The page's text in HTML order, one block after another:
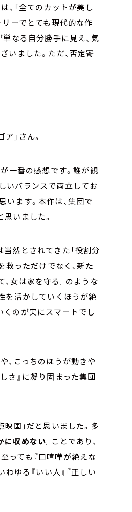
、「全てのカットが美し
リーでとても現代的な作
単なる自分勝手に見え、気
いました。ただ、否定寄
」さん。
一番の感想です。誰が観
いバランスで両立してお
ます。本作は、集団で
いました。
然とされてきた「役割分
救っただけでなく、新た
女は家を守る』のような
を活かしていくほうが絶
くのが実にスマートでし
、こっちのほうが動きや
さ』に凝り固まった集団
画」だと思いました。多
に収めない』 ことであり、
っても『口喧嘩が絶えな
ゆる『いい人』『正しい